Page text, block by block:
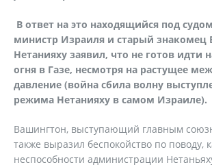
В ответ на это находящийся под
министр Израиля и старый знакомец
Нетанияху заявил, что не готов идти
огня в Газе, несмотря на растущее
давление (война сбила волну
режима Нетанияху в самом Израиле).
Вашингтон, выступающий главным
также выразил беспокойство по поводу,
неспособности администрации